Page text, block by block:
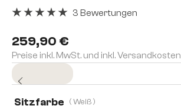
259,90 €
Preise inkl. MwSt. und inkl. Versandkosten
3 Bewertungen
Sitzfarbe ( Weiß )